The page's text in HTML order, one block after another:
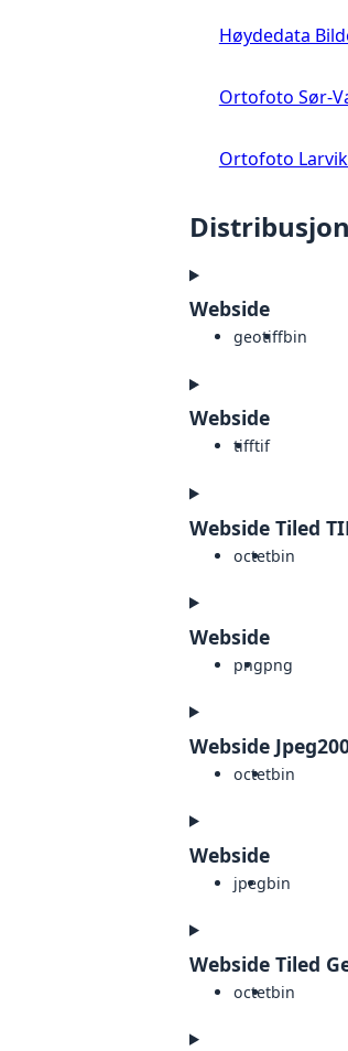
Høydedata
Ortofoto Sør-
Ortofoto
Webside
geotiffbin
Webside
tifftif
Webside Tiled
octetbin
Webside
pngpng
Webside
octetbin
Webside
jpegbin
Webside Tiled
octetbin